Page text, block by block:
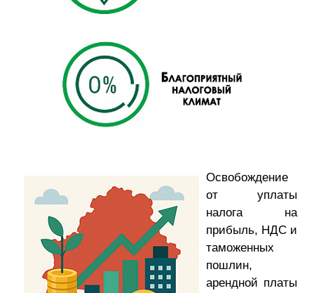
Освобождение
от уплаты
налога на
прибыль, НДС и
таможенных
пошлин,
арендной платы